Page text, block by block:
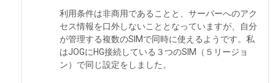
利用条件は非商用であることと、サーバーへのアク
セス情報を口外しないこととなっていますが、自分
が管理する複数のSIMで同時に使えるようです。私
はJOGにHG接続している３つのSIM（５リージョ
ン）で同じ設定をしました。